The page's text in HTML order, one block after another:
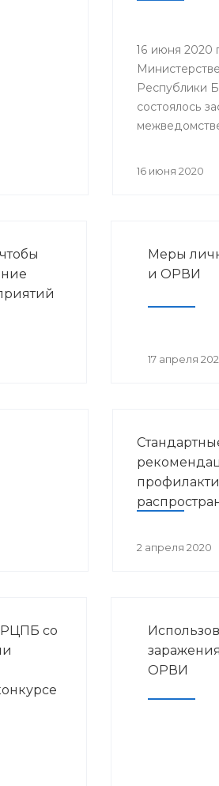
16 июня 2020
Республики
состоялось
Зиннуровой.
участие
16 июня 2020
Меры
и ОРВИ
17 апреля
2 апреля 2020
со
ОРВИ